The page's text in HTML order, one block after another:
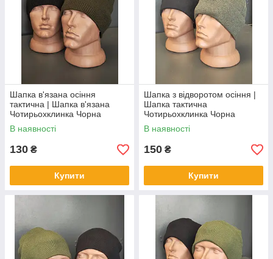
Шапка в'язана осіння
тактична | Шапка в'язана
Чотирьохклинка Чорна
В наявності
130 ₴
Купити
Шапка з відворотом осіння |
Шапка тактична
Чотирьохклинка Чорна
В наявності
150 ₴
Купити